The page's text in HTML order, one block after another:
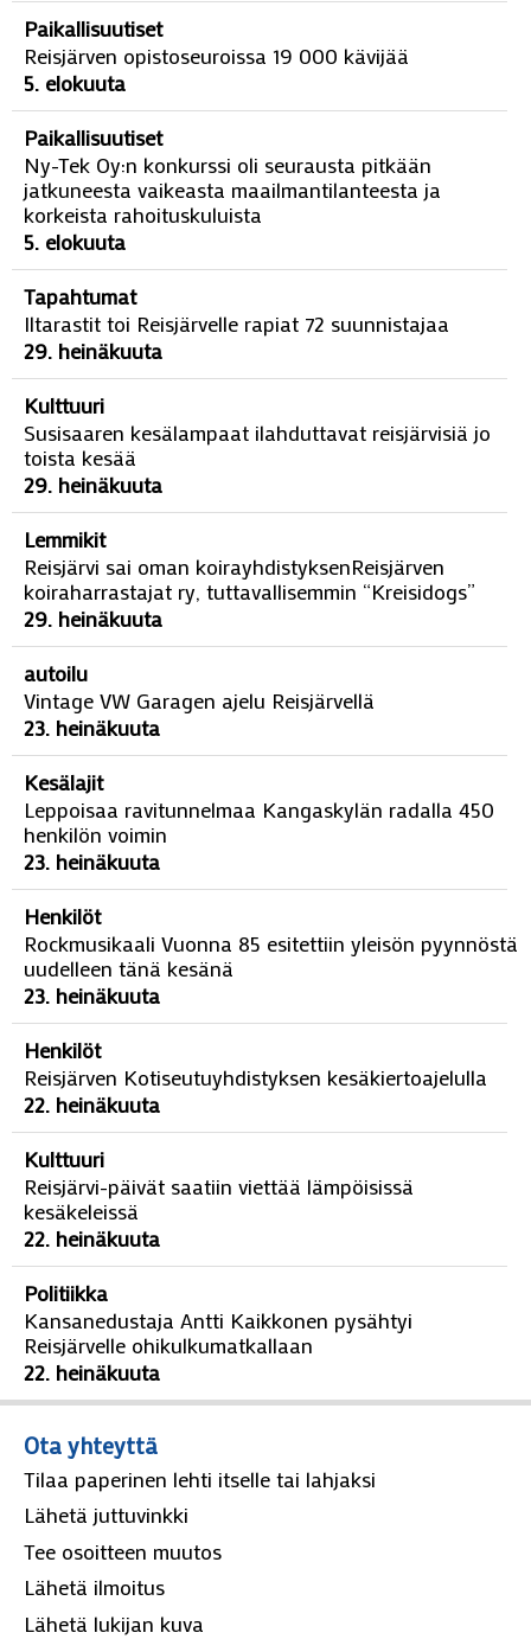
Paikallisuutiset
Reisjärven opistoseuroissa 19 000 kävijää
5. elokuuta
Paikallisuutiset
Ny-Tek Oy:n konkurssi oli seurausta pitkään
jatkuneesta vaikeasta maailmantilanteesta ja
korkeista rahoituskuluista
5. elokuuta
Tapahtumat
Iltarastit toi Reisjärvelle rapiat 72 suunnistajaa
29. heinäkuuta
Kulttuuri
Susisaaren kesälampaat ilahduttavat reisjärvisiä jo
toista kesää
29. heinäkuuta
Lemmikit
Reisjärvi sai oman koirayhdistyksenReisjärven
koiraharrastajat ry, tuttavallisemmin “Kreisidogs”
29. heinäkuuta
autoilu
Vintage VW Garagen ajelu Reisjärvellä
23. heinäkuuta
Kesälajit
Leppoisaa ravitunnelmaa Kangaskylän radalla 450
henkilön voimin
23. heinäkuuta
Henkilöt
Rockmusikaali Vuonna 85 esitettiin yleisön pyynnöstä
uudelleen tänä kesänä
23. heinäkuuta
Henkilöt
Reisjärven Kotiseutuyhdistyksen kesäkiertoajelulla
22. heinäkuuta
Kulttuuri
Reisjärvi-päivät saatiin viettää lämpöisissä
kesäkeleissä
22. heinäkuuta
Politiikka
Kansanedustaja Antti Kaikkonen pysähtyi
Reisjärvelle ohikulkumatkallaan
22. heinäkuuta
Ota yhteyttä
Tilaa paperinen lehti itselle tai lahjaksi
Lähetä juttuvinkki
Tee osoitteen muutos
Lähetä ilmoitus
Lähetä lukijan kuva